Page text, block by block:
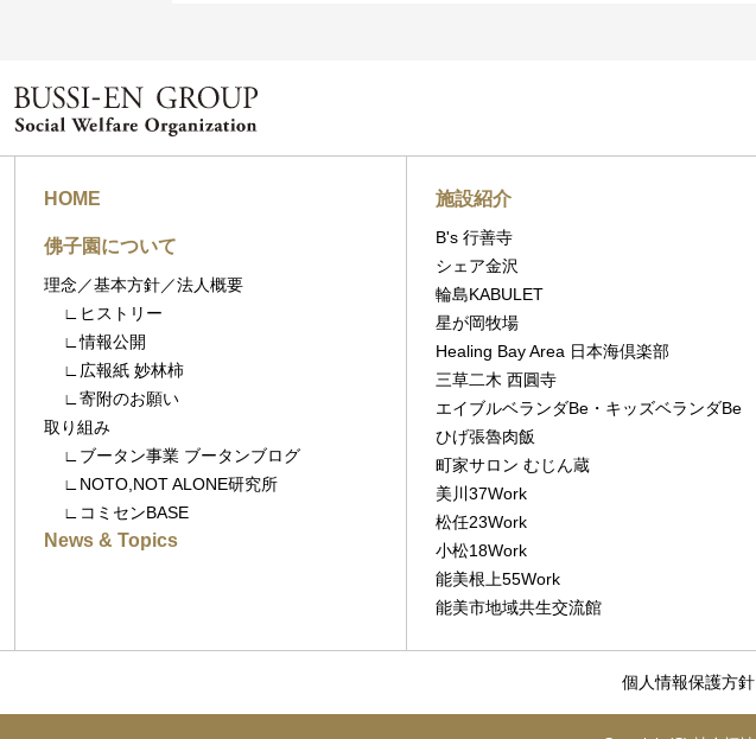
HOME
佛子園について
理念／基本方針／法人概要
∟ヒストリー
∟情報公開
∟広報紙 妙林柿
∟寄附のお願い
取り組み
∟ブータン事業 ブータンブログ
∟NOTO,NOT ALONE研究所
∟コミセンBASE
News & Topics
施設紹介
B's 行善寺
シェア金沢
輪島KABULET
星が岡牧場
Healing Bay Area 日本海倶楽部
三草二木 西圓寺
エイブルベランダBe・ キッズベランダBe
ひげ張魯肉飯
町家サロン むじん蔵
美川37Work
松任23Work
小松18Work
能美根上55Work
能美市地域共生交流館
個人情報保護方針